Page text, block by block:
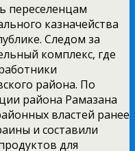
переселенцам
казначейства
Следом за
комплекс, где
района. По
района Рамазана
властей ранее
и составили
для